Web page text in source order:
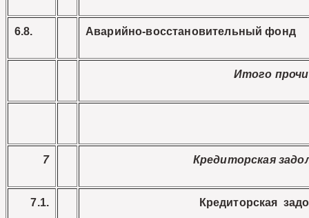
6.8. Аварийно-восстановительный фонд
Итого
7 Кредиторская
7.1. Кредиторская